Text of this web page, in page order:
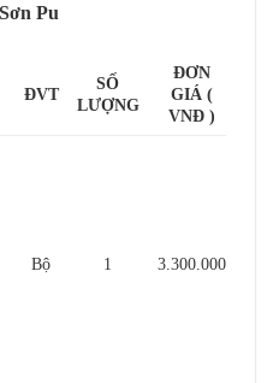
Pu
ĐVT
SỐ
LƯỢNG
ĐƠN
GIÁ (
VNĐ )
Bộ 1 3.300.000